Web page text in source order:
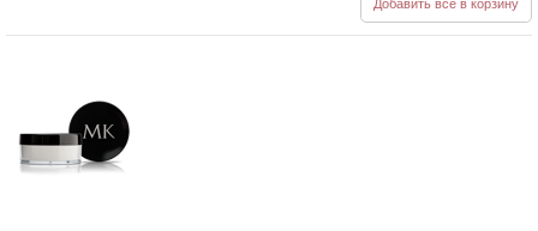
Добавить все в корзину